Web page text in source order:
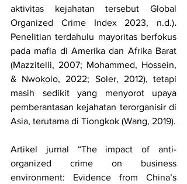
aktivitas kejahatan tersebut Global
Organized Crime Index 2023, n.d.)
Penelitian terdahulu mayoritas berfokus
pada mafia di Amerika dan Afrika Barat
(Mazzitelli, 2007; Mohammed, Hossein,
& Nwokolo, 2022; Soler, 2012), tetapi
masih sedikit yang menyorot upaya
pemberantasan kejahatan terorganisir di
Asia, terutama di Tiongkok (Wang, 2019).
Artikel jurnal “The impact of anti-
organized crime on business
environment: Evidence from China’s